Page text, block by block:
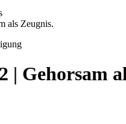
als Zeugnis.
| Gehorsam